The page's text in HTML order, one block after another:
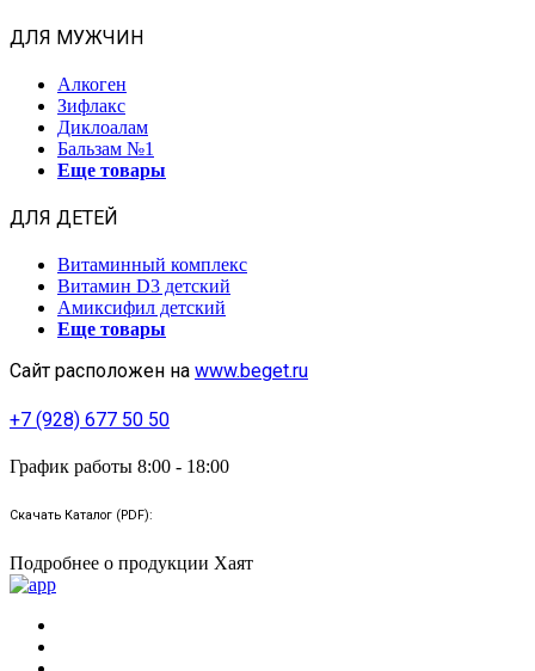
ДЛЯ МУЖЧИН
Алкоген
Зифлакс
Диклоалам
Бальзам №1
Еще товары
ДЛЯ ДЕТЕЙ
Витаминный комплекс
Витамин D3 детский
Амиксифил детский
Еще товары
Сайт расположен на www.beget.ru
+7 (928) 677 50 50
График работы 8:00 - 18:00
Скачать Каталог (PDF):
Подробнее о продукции Хаят